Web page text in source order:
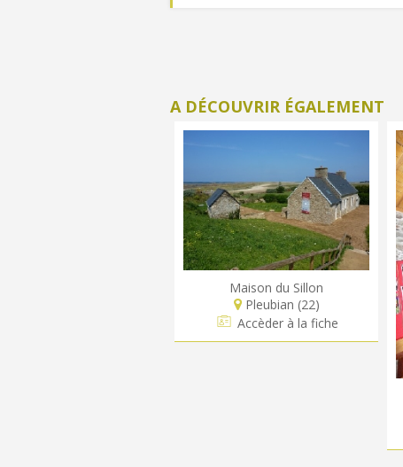
A DÉCOUVRIR ÉGALEMENT
Maison du Sillon
Pleubian (22)
Accèder à la fiche